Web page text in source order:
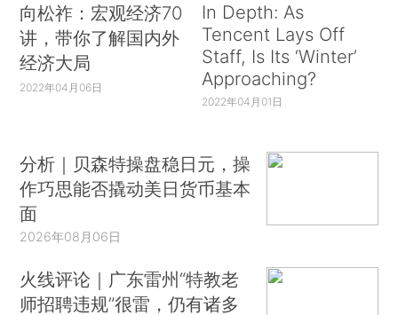
向松祚：宏观经济70
讲，带你了解国内外
经济大局
2022年04月06日
In Depth: As
Tencent Lays Off
Staff, Is Its ‘Winter’
Approaching?
2022年04月01日
分析｜贝森特操盘稳日元，操
作巧思能否撬动美日货币基本
面
2026年08月06日
火线评论｜广东雷州“特教老
师招聘违规”很雷，仍有诸多